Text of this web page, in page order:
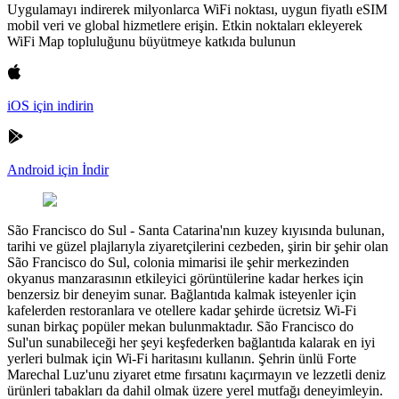
Uygulamayı indirerek milyonlarca WiFi noktası, uygun fiyatlı eSIM
mobil veri ve global hizmetlere erişin. Etkin noktaları ekleyerek
WiFi Map topluluğunu büyütmeye katkıda bulunun
iOS için indirin
Android için İndir
São Francisco do Sul - Santa Catarina'nın kuzey kıyısında bulunan,
tarihi ve güzel plajlarıyla ziyaretçilerini cezbeden, şirin bir şehir olan
São Francisco do Sul, colonia mimarisi ile şehir merkezinden
okyanus manzarasının etkileyici görüntülerine kadar herkes için
benzersiz bir deneyim sunar. Bağlantıda kalmak isteyenler için
kafelerden restoranlara ve otellere kadar şehirde ücretsiz Wi-Fi
sunan birkaç popüler mekan bulunmaktadır. São Francisco do
Sul'un sunabileceği her şeyi keşfederken bağlantıda kalarak en iyi
yerleri bulmak için Wi-Fi haritasını kullanın. Şehrin ünlü Forte
Marechal Luz'unu ziyaret etme fırsatını kaçırmayın ve lezzetli deniz
ürünleri tabakları da dahil olmak üzere yerel mutfağı deneyimleyin.